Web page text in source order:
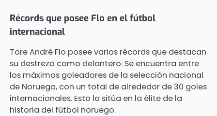
Récords que posee Flo en el fútbol
internacional
Tore André Flo posee varios récords que destacan
su destreza como delantero. Se encuentra entre
los máximos goleadores de la selección nacional
de Noruega, con un total de alrededor de 30 goles
internacionales. Esto lo sitúa en la élite de la
historia del fútbol noruego.